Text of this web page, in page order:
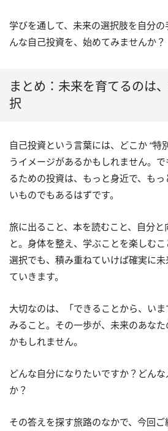
学びを通して、未来の選択肢を自分
んな自己投資を、始めてみませんか？
まとめ：未来を育てるのは
択
自己投資という言葉には、どこか “特
うイメージがあるかもしれません。
るための投資は、もっと身近で、も
いものでもあるはずです。
旅に出ること、本を読むこと、自分
と。身体を整え、学ぶことを楽しむ
選択でも、積み重ねていけば確実に
ていきます。
大切なのは、「できることから、い
みること。その一歩が、未来のあな
かもしれません。
どんな自分になりたいですか？どん
か？
その答えを探す旅路のなかで、今回